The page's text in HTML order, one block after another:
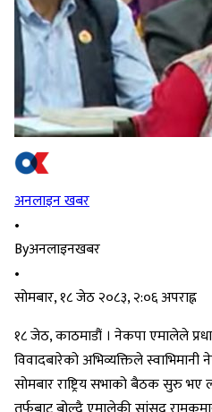
अनलाइन खबर
•
Byअनलाइनखबर
•
सोमबार, १८ जेठ २०८३, २:०६ अपराह्न
१८ जेठ, काठमाडौं । नेकपा एमालेले
विवादबारेको अभिव्यक्तिले
सोमबार राष्ट्रिय सभाको बैठक सुरु